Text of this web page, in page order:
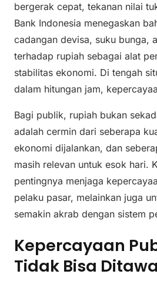
bergerak cepat, tekanan nilai
Bank Indonesia menegaskan
cadangan devisa, suku bunga,
terhadap rupiah sebagai alat
stabilitas ekonomi. Di tengah
dalam hitungan jam,
Bagi publik, rupiah bukan
adalah cermin dari seberapa
ekonomi dijalankan, dan
masih relevan untuk esok hari.
pentingnya menjaga
pelaku pasar, melainkan juga
semakin akrab dengan sistem
Kepercayaan
Tidak Bisa